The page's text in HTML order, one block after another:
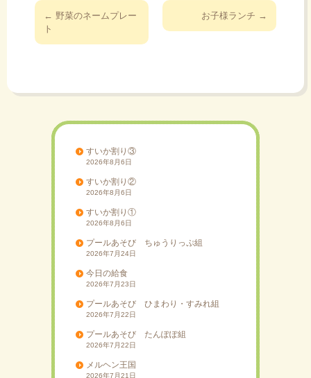
投
ナ
← 野菜のネームプレー
ト
お子様ランチ →
すいか割り③
2026年8月6日
すいか割り②
2026年8月6日
すいか割り①
2026年8月6日
プールあそび ちゅうりっぷ組
2026年7月24日
今日の給食
2026年7月23日
プールあそび ひまわり・すみれ組
2026年7月22日
プールあそび たんぽぽ組
2026年7月22日
メルヘン王国
2026年7月21日